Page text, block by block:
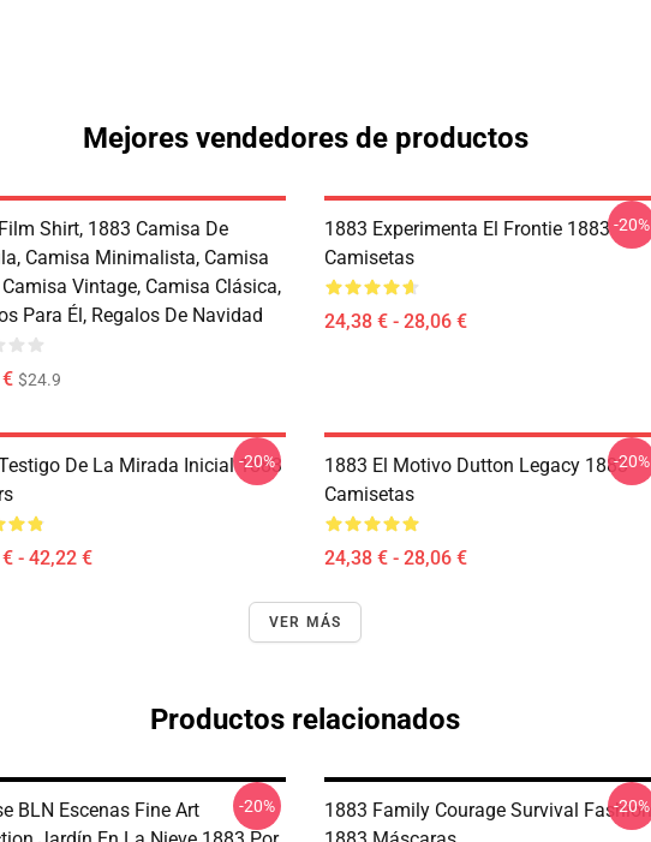
Mejores vendedores de productos
Shirt, 1883 Camisa De
Camisa Minimalista, Camisa
Camisa Vintage, Camisa Clásica,
Para Él, Regalos De Navidad
$24.9
1883 Experimenta El Frontie 1883
Camisetas
24,38 € - 28,06 €
-20%
De La Mirada Inicial 1883
- 42,22 €
-20%
1883 El Motivo Dutton Legacy 1883
Camisetas
24,38 € - 28,06 €
-20%
VER MÁS
Productos relacionados
BLN Escenas Fine Art
-20%
1883 Family Courage Survival Fashion
-20%